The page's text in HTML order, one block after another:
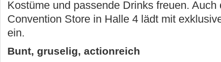
Kostüme und passende Drinks freuen. Auch
Convention Store in Halle 4 lädt mit
ein.
Bunt, gruselig, actionreich